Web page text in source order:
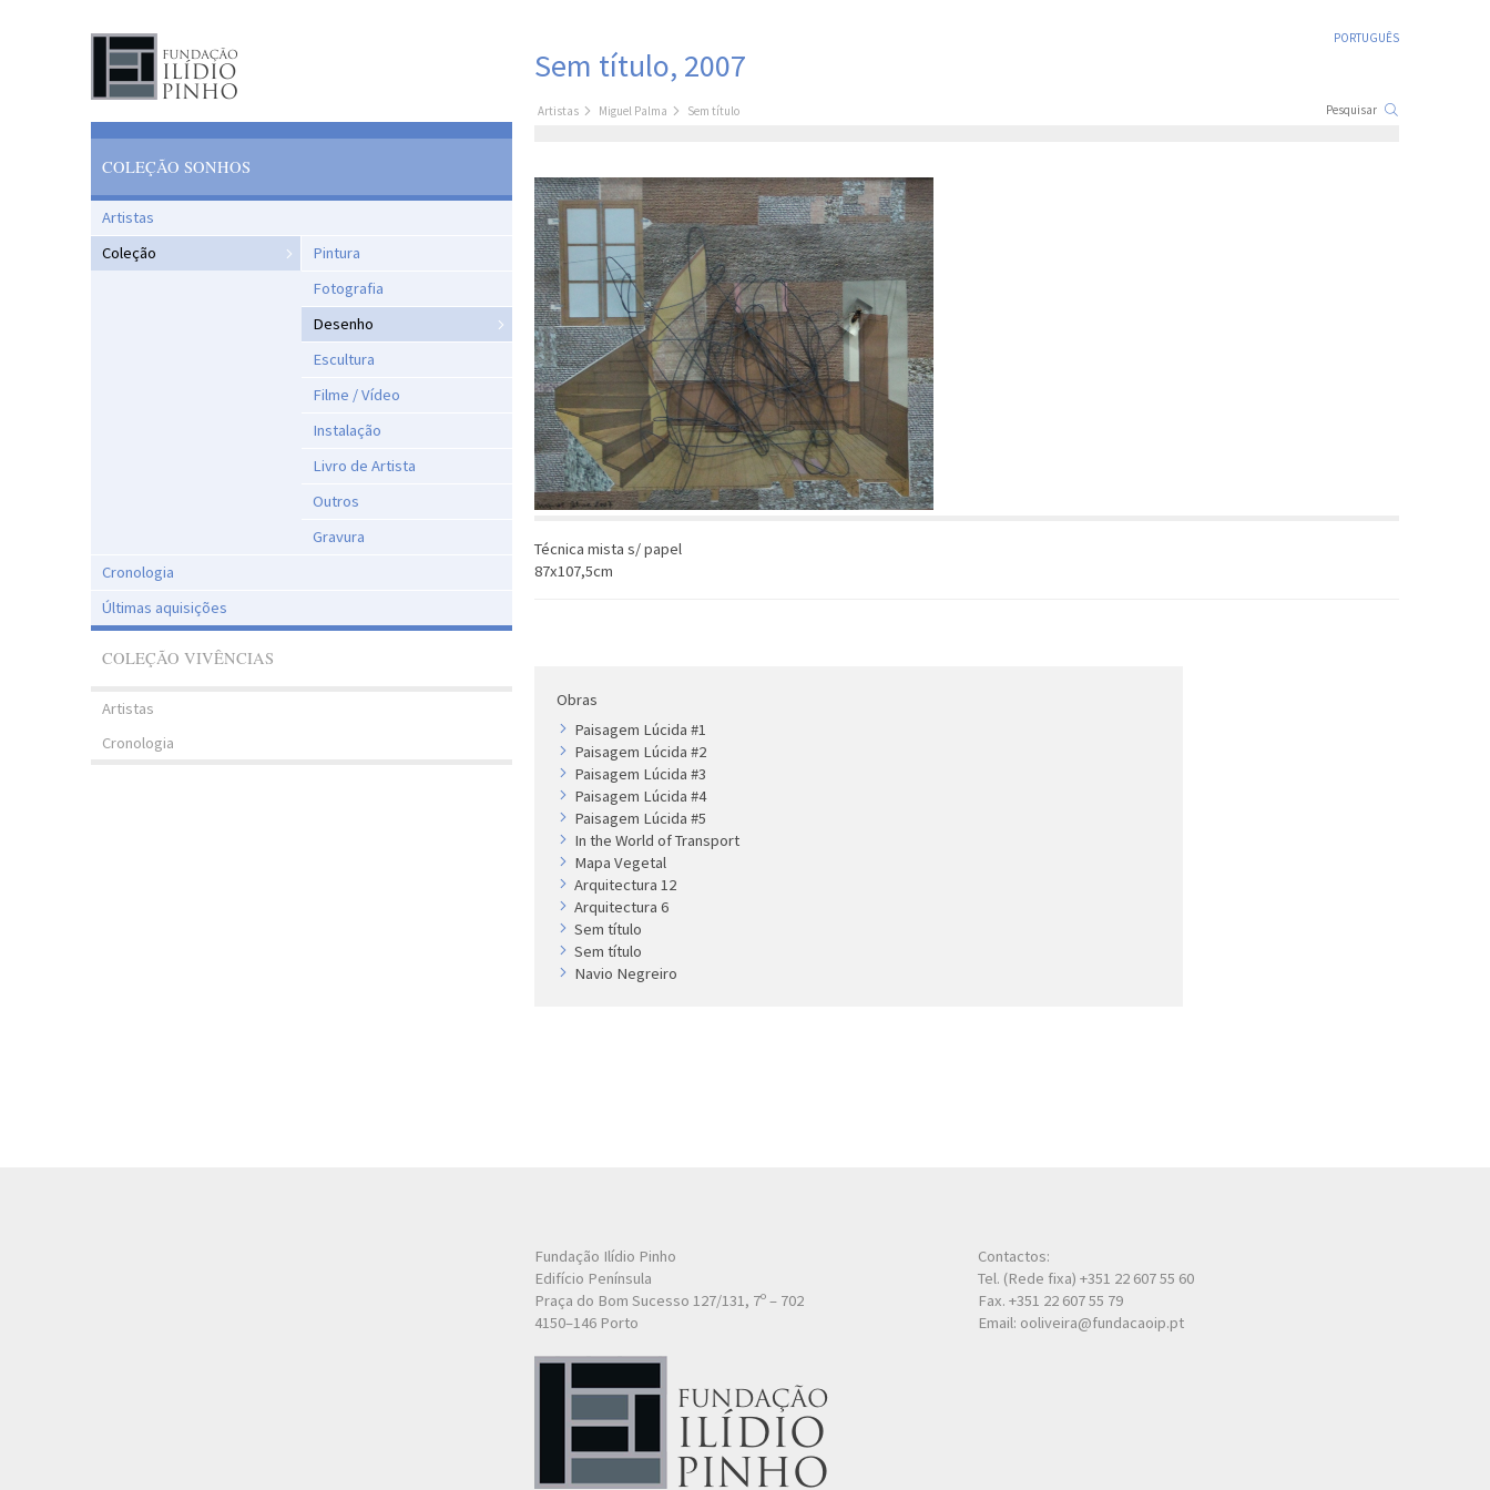
PORTUGUÊS
COLEÇÃO SONHOS
Artistas
Coleção
Pintura
Fotografia
Desenho
Escultura
Filme / Vídeo
Instalação
Livro de Artista
Outros
Gravura
Cronologia
Últimas aquisições
COLEÇÃO VIVÊNCIAS
Artistas
Cronologia
Sem título, 2007
Artistas Miguel Palma Sem título
Técnica mista s/ papel
87x107,5cm
Obras
Paisagem Lúcida #1
Paisagem Lúcida #2
Paisagem Lúcida #3
Paisagem Lúcida #4
Paisagem Lúcida #5
In the World of Transport
Mapa Vegetal
Arquitectura 12
Arquitectura 6
Sem título
Sem título
Navio Negreiro
Fundação Ilídio Pinho
Edifício Península
Praça do Bom Sucesso 127/131, 7º – 702
4150–146 Porto
Contactos:
Tel. (Rede fixa) +351 22 607 55 60
Fax. +351 22 607 55 79
Email: ooliveira@fundacaoip.pt